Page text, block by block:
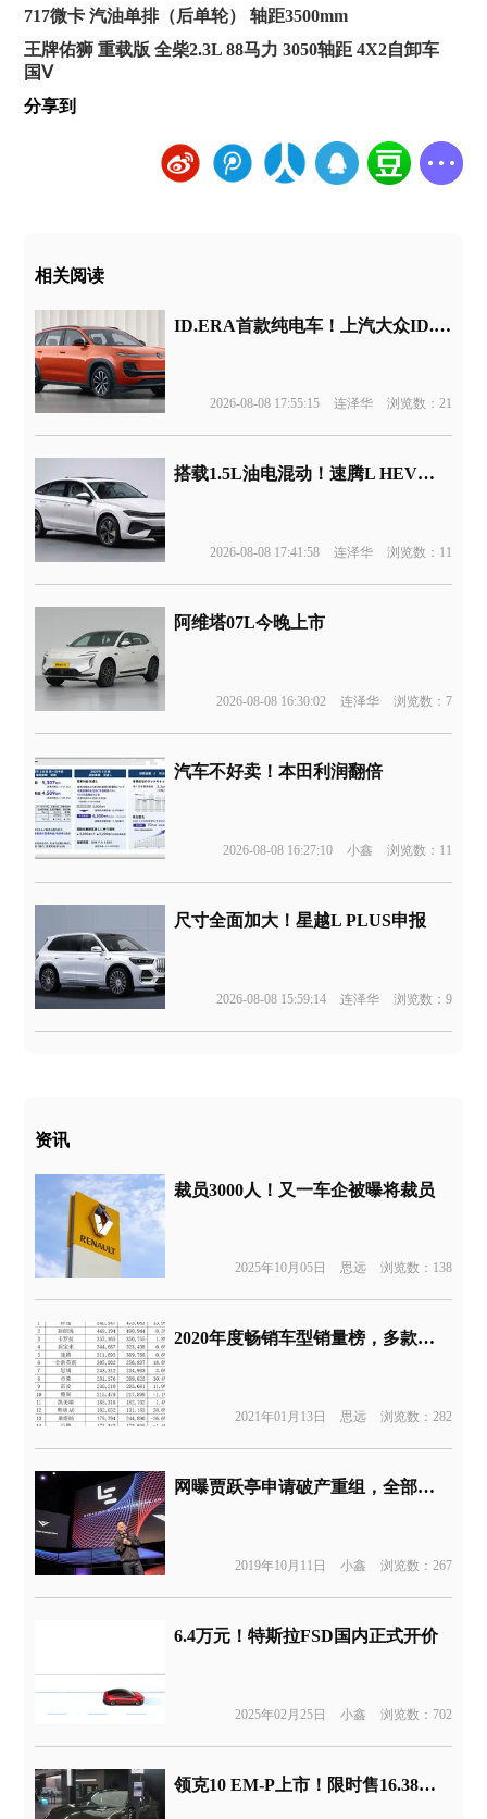
717微卡 汽油单排（后单轮） 轴距3500mm
王牌佑狮 重载版 全柴2.3L 88马力 3050轴距 4X2自卸车
国Ⅴ
分享到
相关阅读
ID.ERA首款纯电车！上汽大众ID.ERA 5X官图发布
2026-08-08 17:55:15 连泽华 浏览数：21
搭载1.5L油电混动！速腾L HEV版申报
2026-08-08 17:41:58 连泽华 浏览数：11
阿维塔07L今晚上市
2026-08-08 16:30:02 连泽华 浏览数：7
汽车不好卖！本田利润翻倍
2026-08-08 16:27:10 小鑫 浏览数：11
尺寸全面加大！星越L PLUS申报
2026-08-08 15:59:14 连泽华 浏览数：9
资讯
裁员3000人！又一车企被曝将裁员
2025年10月05日 思远 浏览数：138
2020年度畅销车型销量榜，多款畅销车继续暴涨
2021年01月13日 思远 浏览数：282
网曝贾跃亭申请破产重组，全部资产转至债权人
2019年10月11日 小鑫 浏览数：267
6.4万元！特斯拉FSD国内正式开价
2025年02月25日 小鑫 浏览数：702
领克10 EM-P上市！限时售16.38万元起